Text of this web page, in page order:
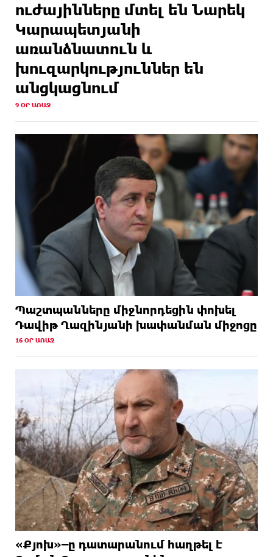
ուժայինները մտել են Նարեկ
Կարապետյանի
առանձնատուն և
խուզարկություններ են
անցկացնում
9 ՕՐ ԱՌԱՋ
Պաշտպանները միջնորդեցին փոխել
Դավիթ Ղազինյանի խափանման միջոցը
16 ՕՐ ԱՌԱՋ
«Քյոխ»–ը դատարանում հաղթել է